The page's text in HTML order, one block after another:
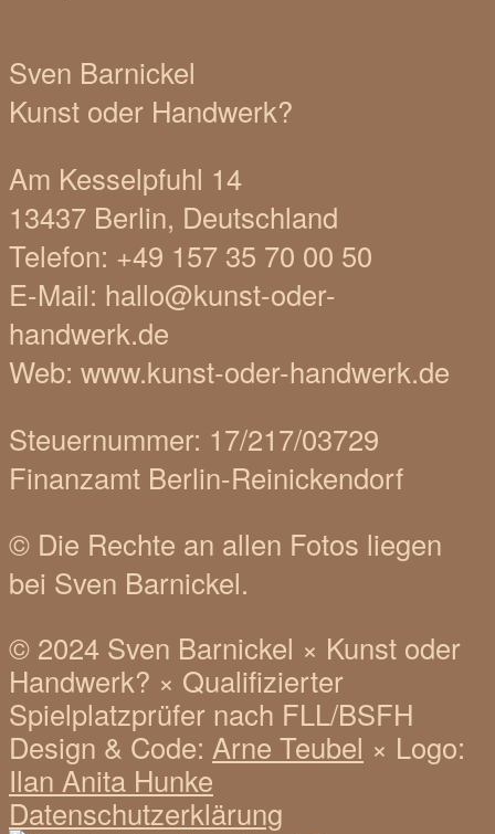
Sven Barnickel
Kunst oder Handwerk?
Am Kesselpfuhl 14
13437 Berlin, Deutschland
Telefon: +49 157 35 70 00 50
E-Mail: hallo@kunst-oder-
handwerk.de
Web: www.kunst-oder-handwerk.de
Steuernummer: 17/217/03729
Finanzamt Berlin-Reinickendorf
© Die Rechte an allen Fotos liegen
bei Sven Barnickel.
© 2024 Sven Barnickel × Kunst oder
Handwerk? × Qualifizierter
Spielplatzprüfer nach FLL/BSFH
Design & Code: Arne Teubel × Logo:
Ilan Anita Hunke
Datenschutzerklärung